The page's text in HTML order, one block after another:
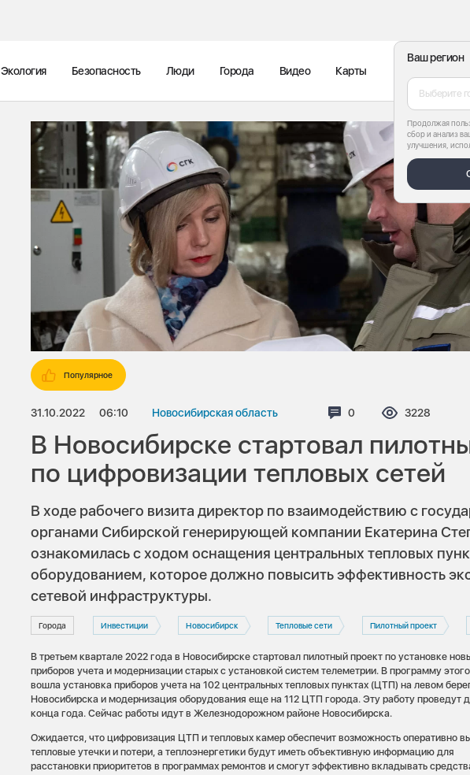
Ваш регион
Выберите
Продолжая
сбор и анализ
улучшения,
Экология Безопасность Люди Города Видео Карты
Популярное
31.10.2022 06:10 Новосибирская область Комментариев:
0 Просмотров:
3228
В Новосибирске стартовал
по цифровизации тепловых сетей
В ходе рабочего визита директор по взаимодействию с
органами Сибирской генерирующей компании Екатерина
ознакомилась с ходом оснащения центральных тепловых
оборудованием, которое должно повысить эффективность
сетевой инфраструктуры.
Города Инвестиции Новосибирск Тепловые сети Пилотный проект
В третьем квартале 2022 года в Новосибирске стартовал пилотный проект по установке
приборов учета и модернизации старых с установкой систем телеметрии. В программу
вошла установка приборов учета на 102 центральных тепловых пунктах (ЦТП) на левом
Новосибирска и модернизация оборудования еще на 112 ЦТП города. Эту работу проведут
конца года. Сейчас работы идут в Железнодорожном районе Новосибирска.
Ожидается, что цифровизация ЦТП и тепловых камер обеспечит возможность оперативно
тепловые утечки и потери, а теплоэнергетики будут иметь объективную информацию для
расстановки приоритетов в программах ремонтов и смогут эффективно вкладывать